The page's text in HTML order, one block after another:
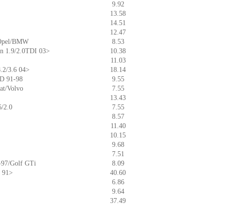
9.92
13.58
14.51
12.47
BMW
8.53
1.9/2.0TDI 03>
10.38
11.03
3.6 04>
18.14
91-98
9.55
Volvo
7.55
13.43
2.0
7.55
8.57
11.40
10.15
9.68
7.51
97/Golf GTi
8.09
91>
40.60
6.86
9.64
37.49